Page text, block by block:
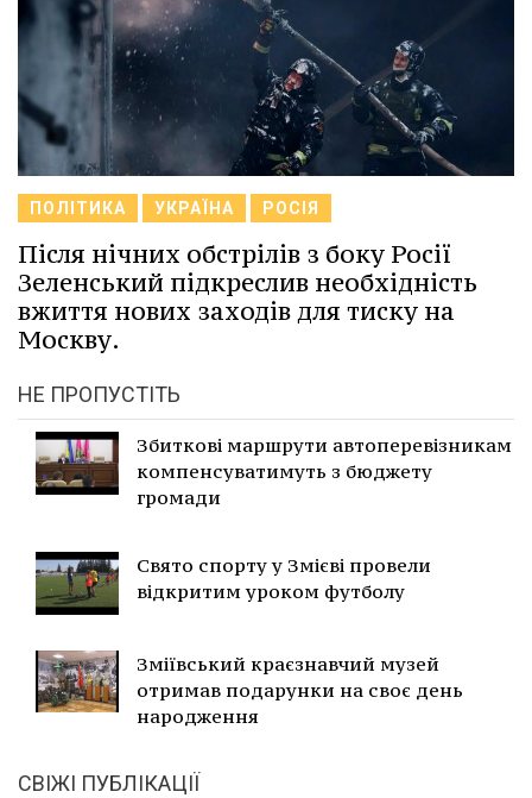
ПОЛІТИКА УКРАЇНА РОСІЯ
Після нічних обстрілів з боку Росії
Зеленський підкреслив необхідність
вжиття нових заходів для тиску на
Москву.
НЕ ПРОПУСТІТЬ
Збиткові маршрути автоперевізникам
компенсуватимуть з бюджету
громади
Свято спорту у Змієві провели
відкритим уроком футболу
Зміївський краєзнавчий музей
отримав подарунки на своє день
народження
СВІЖІ ПУБЛІКАЦІЇ